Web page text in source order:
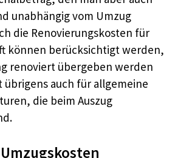
unabhängig vom Umzug
die Renovierungskosten für
können berücksichtigt werden,
renoviert übergeben werden
übrigens auch für allgemeine
die beim Auszug